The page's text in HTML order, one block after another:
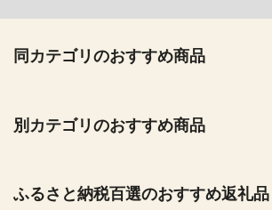
同カテゴリのおすすめ商品
別カテゴリのおすすめ商品
ふるさと納税百選のおすすめ返礼品